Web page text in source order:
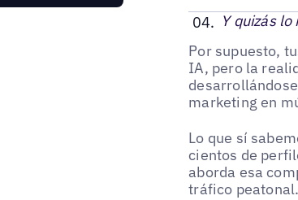
Y quizás
Por supuesto,
IA, pero la
marketing en
Lo que sí
cientos de
aborda esa
tráfico peatonal.